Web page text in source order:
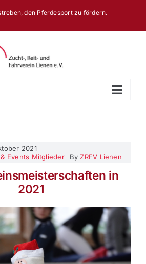
den Pferdesport zu fördern.
2021
Events Mitglieder ByZRFV Lienen
in
2021